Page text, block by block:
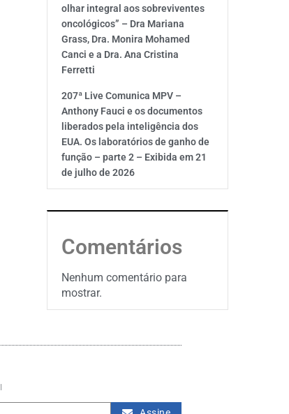
olhar integral aos sobreviventes
oncológicos” – Dra Mariana
Grass, Dra. Monira Mohamed
Canci e a Dra. Ana Cristina
Ferretti
207ª Live Comunica MPV –
Anthony Fauci e os documentos
liberados pela inteligência dos
EUA. Os laboratórios de ganho de
função – parte 2 – Exibida em 21
de julho de 2026
Comentários
Nenhum comentário para
mostrar.